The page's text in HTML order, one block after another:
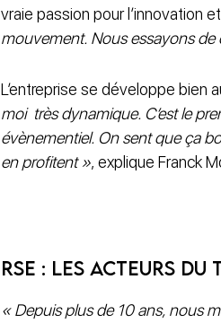
vraie passion pour l’innovation
mouvement. Nous essayons de
L’entreprise se développe bien
moi très dynamique. C’est le
évènementiel. On sent que ça
en profitent », explique Franck
RSE : les acteurs
« Depuis plus de 10 ans, nous